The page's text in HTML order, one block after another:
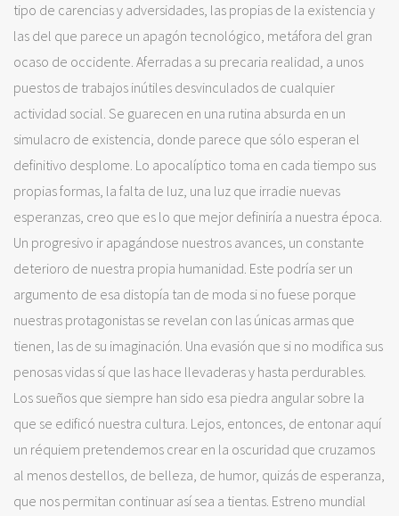
tipo de carencias y adversidades, las propias de la existencia y
las del que parece un apagón tecnológico, metáfora del gran
ocaso de occidente. Aferradas a su precaria realidad, a unos
puestos de trabajos inútiles desvinculados de cualquier
actividad social. Se guarecen en una rutina absurda en un
simulacro de existencia, donde parece que sólo esperan el
definitivo desplome. Lo apocalíptico toma en cada tiempo sus
propias formas, la falta de luz, una luz que irradie nuevas
esperanzas, creo que es lo que mejor definiría a nuestra época.
Un progresivo ir apagándose nuestros avances, un constante
deterioro de nuestra propia humanidad. Este podría ser un
argumento de esa distopía tan de moda si no fuese porque
nuestras protagonistas se revelan con las únicas armas que
tienen, las de su imaginación. Una evasión que si no modifica sus
penosas vidas sí que las hace llevaderas y hasta perdurables.
Los sueños que siempre han sido esa piedra angular sobre la
que se edificó nuestra cultura. Lejos, entonces, de entonar aquí
un réquiem pretendemos crear en la oscuridad que cruzamos
al menos destellos, de belleza, de humor, quizás de esperanza,
que nos permitan continuar así sea a tientas. Estreno mundial